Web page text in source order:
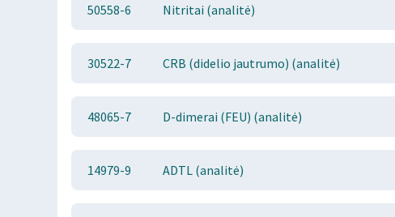
50558-6 Nitritai (analitė)
30522-7 CRB (didelio jautrumo) (analitė)
48065-7 D-dimerai (FEU) (analitė)
14979-9 ADTL (analitė)